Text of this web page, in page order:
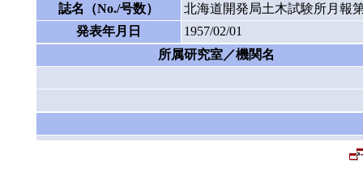
誌名（No./号数）
北海道開発局土木試験所月報
発表年月日
1957/02/01
所属研究室／機関名